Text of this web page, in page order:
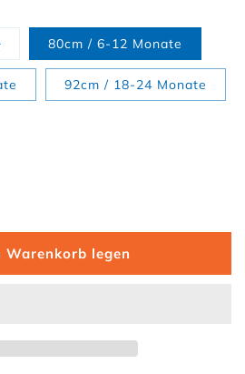
Variante ausverkauft oder nicht
80cm / 6-12 Monate
92cm / 18-24 Monate
für Baby Badeanzug
die Menge für Baby
Warenkorb legen